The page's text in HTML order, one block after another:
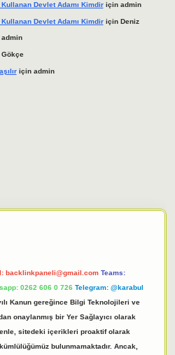
Devlet Adamı Kimdiriçin admin
Devlet Adamı Kimdiriçin Deniz
admin
Gökçe
için admin
backlinkpaneli@gmail.com Teams:
0262 606 0 726 Telegram: @karabul
Kanun gereğince Bilgi Teknolojileri ve
onaylanmış bir Yer Sağlayıcı olarak
sitedeki içerikleri proaktif olarak
bulunmamaktadır. Ancak,